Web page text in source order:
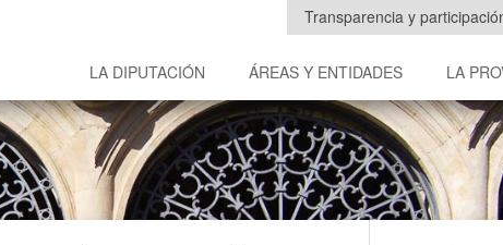
Transparencia y
LA DIPUTACIÓN ÁREAS Y ENTIDADES LA